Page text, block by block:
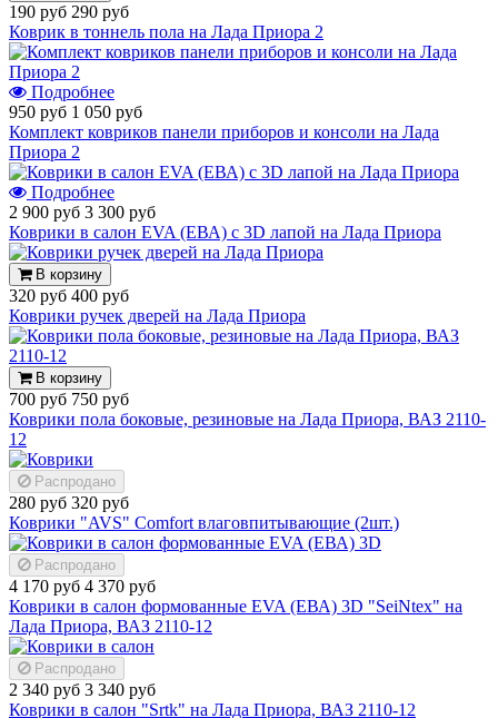
190 руб 290 руб
Коврик в тоннель пола на Лада Приора 2
Подробнее
950 руб 1 050 руб
Комплект ковриков панели приборов и консоли на Лада
Приора 2
Подробнее
2 900 руб 3 300 руб
Коврики в салон EVA (ЕВА) с 3D лапой на Лада Приора
В корзину
320 руб 400 руб
Коврики ручек дверей на Лада Приора
В корзину
700 руб 750 руб
Коврики пола боковые, резиновые на Лада Приора, ВАЗ 2110-
12
Распродано
280 руб 320 руб
Коврики "AVS" Comfort влаговпитывающие (2шт.)
Распродано
4 170 руб 4 370 руб
Коврики в салон формованные EVA (ЕВА) 3D "SeiNtex" на
Лада Приора, ВАЗ 2110-12
Распродано
2 340 руб 3 340 руб
Коврики в салон "Srtk" на Лада Приора, ВАЗ 2110-12